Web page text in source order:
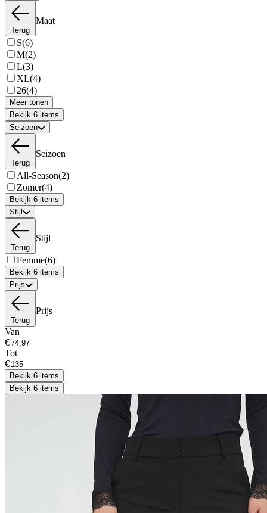
Terug
Maat
S(6)
M(2)
L(3)
XL(4)
26(4)
Meer tonen
Bekijk 6 items
Seizoen
Terug
Seizoen
All-Season(2)
Zomer(4)
Bekijk 6 items
Stijl
Terug
Stijl
Femme(6)
Bekijk 6 items
Prijs
Terug
Prijs
Van
€
Tot
€
Bekijk 6 items
Bekijk 6 items